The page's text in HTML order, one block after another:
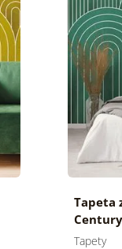
Tapeta
Century
Tapety